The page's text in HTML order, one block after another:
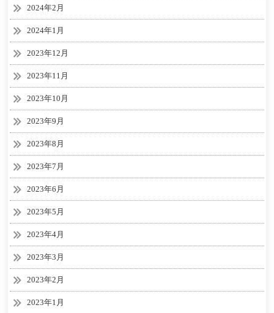
2024年2月
2024年1月
2023年12月
2023年11月
2023年10月
2023年9月
2023年8月
2023年7月
2023年6月
2023年5月
2023年4月
2023年3月
2023年2月
2023年1月